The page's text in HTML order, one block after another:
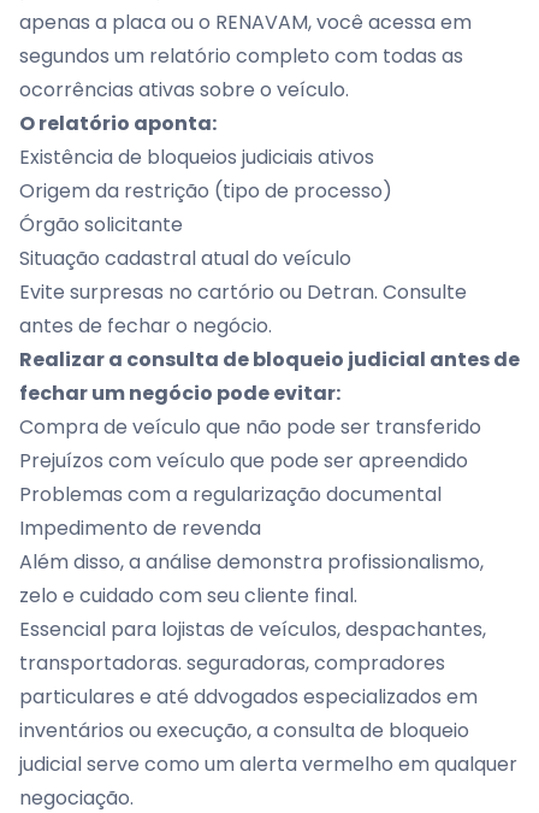
apenas a placa ou o RENAVAM, você acessa em
segundos um relatório completo com todas as
ocorrências ativas sobre o veículo.
O relatório aponta:
Existência de bloqueios judiciais ativos
Origem da restrição (tipo de processo)
Órgão solicitante
Situação cadastral atual do veículo
Evite surpresas no cartório ou Detran. Consulte
antes de fechar o negócio.
Realizar a consulta de bloqueio judicial antes de
fechar um negócio pode evitar:
Compra de veículo que não pode ser transferido
Prejuízos com veículo que pode ser apreendido
Problemas com a regularização documental
Impedimento de revenda
Além disso, a análise demonstra profissionalismo,
zelo e cuidado com seu cliente final.
Essencial para lojistas de veículos, despachantes,
transportadoras. seguradoras, compradores
particulares e até ddvogados especializados em
inventários ou execução, a consulta de bloqueio
judicial serve como um alerta vermelho em qualquer
negociação.